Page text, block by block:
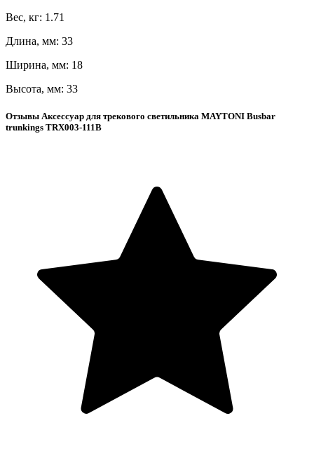
Вес, кг: 1.71
Длина, мм: 33
Ширина, мм: 18
Высота, мм: 33
Отзывы Аксессуар для трекового светильника MAYTONI Busbar
trunkings TRX003-111B